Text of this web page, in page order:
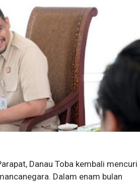
Danau Toba kembali mencuri
Dalam enam bulan